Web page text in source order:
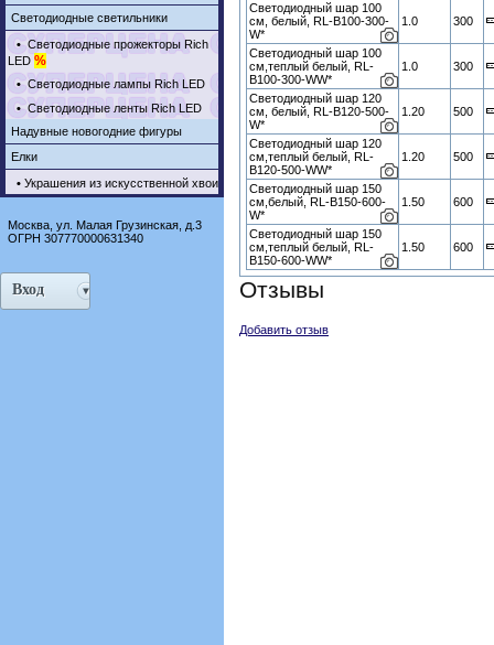
Светодиодные светильники
•Светодиодные прожекторы Rich
LED %
•Светодиодные лампы Rich LED
•Светодиодные ленты Rich LED
Надувные новогодние фигуры
Елки
• Украшения из искусственной хвои
Москва, ул. Малая Грузинская, д.3
ОГРН 307770000631340
Вход
Светодиодный шар 100
см, белый, RL-B100-300-
W*
1.0 300
Светодиодный шар 100
см,теплый белый, RL-
B100-300-WW*
1.0 300
Светодиодный шар 120
см, белый, RL-B120-500-
W*
1.20 500
Светодиодный шар 120
см,теплый белый, RL-
B120-500-WW*
1.20 500
Светодиодный шар 150
см,белый, RL-B150-600-
W*
1.50 600
Светодиодный шар 150
см,теплый белый, RL-
B150-600-WW*
1.50 600
Отзывы
Добавить отзыв